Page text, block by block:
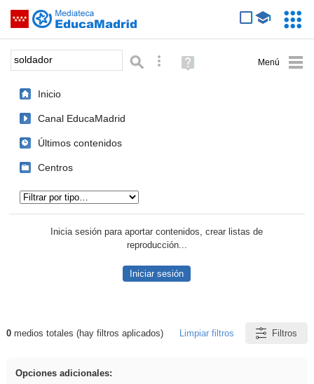
Saltar navegación
Palabra o frase: Búsqueda avanzada
Ayuda
(en
Inicio
Canal EducaMadrid
Últimos contenidos
Centros
Inicia sesión para aportar contenidos, crear listas de
reproducción...
Iniciar sesión
Resultados de: soldador
0medios totales (hay filtros aplicados) Limpiar filtros Filtros
Opciones adicionales: